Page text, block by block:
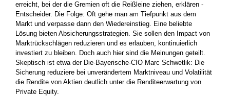
erreicht, bei der die Gremien oft die Reißleine ziehen, erklären ­
Entscheider. Die Folge: Oft gehe man am Tiefpunkt aus dem
Markt und verpasse dann den Wiedereinstieg. Eine beliebte
Lösung ­bieten Absicherungsstrategien. Sie sollen den Impact von
Marktrückschlägen reduzieren und es erlauben, kontinuierlich
investiert zu bleiben. Doch auch hier sind die Meinungen geteilt.
Skeptisch ist etwa der Die-Bayerische-CIO Marc Schwetlik: Die
Sicherung reduziere bei unverändertem Marktniveau und Volatilität
die Rendite von Aktien deutlich unter die Renditeerwartung von
Private Equity.